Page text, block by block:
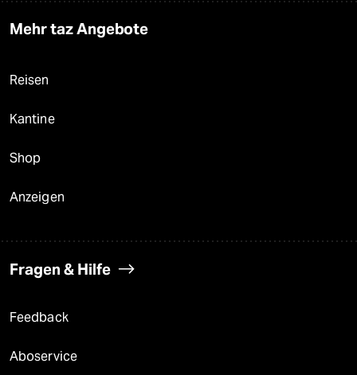
Mehr taz Angebote
Reisen
Kantine
Shop
Anzeigen
Fragen & Hilfe
Feedback
Aboservice